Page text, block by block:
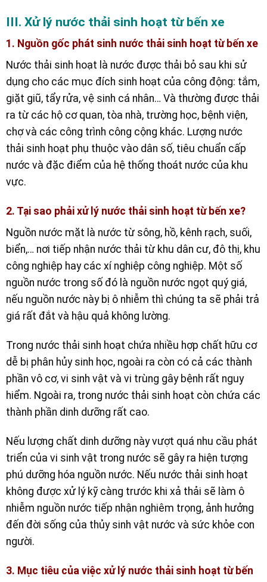
III. Xử lý nước thải sinh hoạt từ bến xe
1. Nguồn gốc phát sinh nước thải sinh hoạt từ bến xe
Nước thải sinh hoạt là nước được thải bỏ sau khi sử
dụng cho các mục đích sinh hoạt của công động: tắm,
giặt giũ, tẩy rửa, vệ sinh cá nhân… Và thường được thải
ra từ các hộ cơ quan, tòa nhà, trường học, bệnh viện,
chợ và các công trình công cộng khác. Lượng nước
thải sinh hoạt phụ thuộc vào dân số, tiêu chuẩn cấp
nước và đặc điểm của hệ thống thoát nước của khu
vực.
2. Tại sao phải xử lý nước thải sinh hoạt từ bến xe?
Nguồn nước mặt là nước từ sông, hồ, kênh rạch, suối,
biển,… nơi tiếp nhận nước thải từ khu dân cư, đô thị, khu
công nghiệp hay các xí nghiệp công nghiệp. Một số
nguồn nước trong số đó là nguồn nước ngọt quý giá,
nếu nguồn nước này bị ô nhiễm thì chúng ta sẽ phải trả
giá rất đắt và hậu quả không lường.
Trong nước thải sinh hoạt chứa nhiều hợp chất hữu cơ
dễ bị phân hủy sinh học, ngoài ra còn có cả các thành
phần vô cơ, vi sinh vật và vi trùng gây bệnh rất nguy
hiểm. Ngoài ra, trong nước thải sinh hoạt còn chứa các
thành phần dinh dưỡng rất cao.
Nếu lượng chất dinh dưỡng này vượt quá nhu cầu phát
triển của vi sinh vật trong nước sẽ gây ra hiện tượng
phú dưỡng hóa nguồn nước. Nếu nước thải sinh hoạt
không được xử lý kỹ càng trước khi xả thải sẽ làm ô
nhiễm nguồn nước tiếp nhận nghiêm trọng, ảnh hưởng
đến đời sống của thủy sinh vật nước và sức khỏe con
người.
3. Mục tiêu của việc xử lý nước thải sinh hoạt từ bến